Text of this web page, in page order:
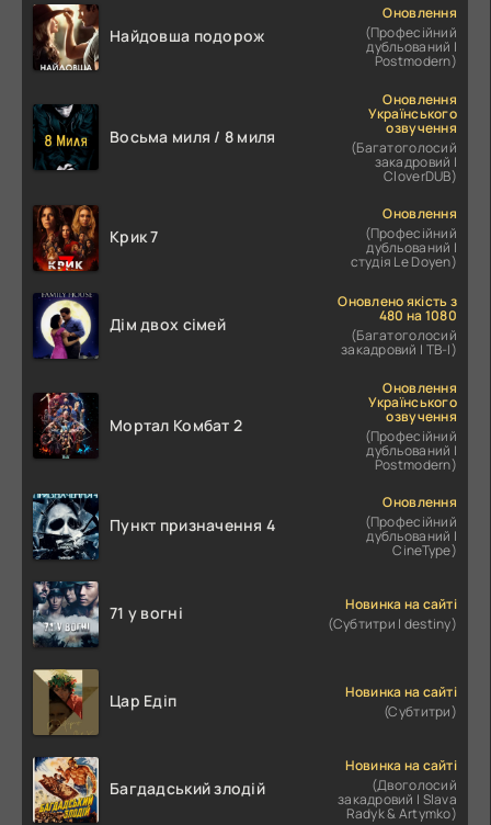
Найдовша подорож
Оновлення
(Професійний
дубльований |
Postmodern)
Восьма миля / 8 миля
Оновлення
Українського
озвучення
(Багатоголосий
закадровий |
CloverDUB)
Крик 7
Оновлення
(Професійний
дубльований |
студія Le Doyen)
Дім двох сімей
Оновлено якість з
480 на 1080
(Багатоголосий
закадровий | ТВ-І)
Мортал Комбат 2
Оновлення
Українського
озвучення
(Професійний
дубльований |
Postmodern)
Пункт призначення 4
Оновлення
(Професійний
дубльований |
CineType)
71 у вогні
Новинка на сайті
(Субтитри | destiny)
Цар Едіп
Новинка на сайті
(Субтитри)
Багдадський злодій
Новинка на сайті
(Двоголосий
закадровий | Slava
Radyk & Artymko)